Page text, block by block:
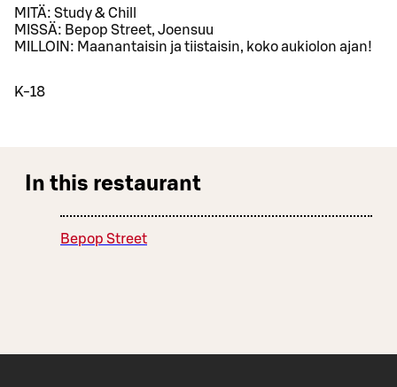
MITÄ: Study & Chill
MISSÄ: Bepop Street, Joensuu
MILLOIN: Maanantaisin ja tiistaisin, koko aukiolon ajan!
K-18
In this restaurant
Bepop Street